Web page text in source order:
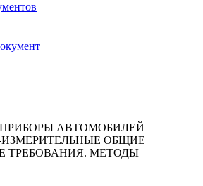
ПРИБОРЫ АВТОМОБИЛЕЙ
ОБЩИЕ
ТРЕБОВАНИЯ. МЕТОДЫ